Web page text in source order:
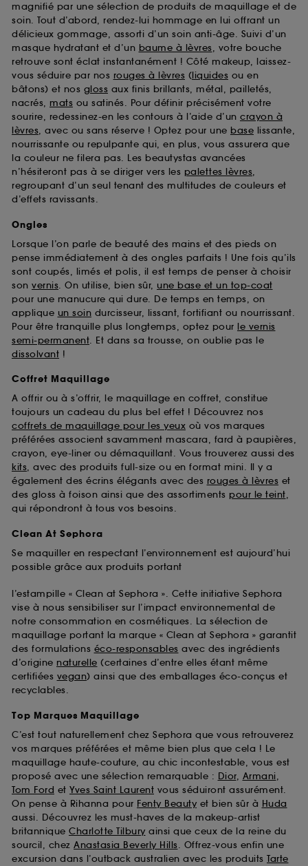
magnifié par une sélection de produits de maquillage et de
soin. Tout d’abord, rendez-lui hommage en lui offrant un
délicieux gommage, assorti d’un soin anti-âge. Suivi d’un
masque hydratant et d’un baume à lèvres, votre bouche
retrouve sont éclat instantanément ! Côté makeup, laissez-
vous séduire par nos rouges à lèvres (liquides ou en
bâtons) et nos gloss aux finis brillants, métal, pailletés,
nacrés, mats ou satinés. Pour définir précisément votre
sourire, redessinez-en les contours à l’aide d’un crayon à
lèvres, avec ou sans réserve ! Optez pour une base lissante,
nourrissante ou repulpante qui, en plus, vous assurera que
la couleur ne filera pas. Les beautystas avancées
n’hésiteront pas à se diriger vers les palettes lèvres,
regroupant d’un seul tenant des multitudes de couleurs et
d’effets ravissants.
Ongles
Lorsque l’on parle de beauté des mains et des pieds on
pense immédiatement à des ongles parfaits ! Une fois qu’ils
sont coupés, limés et polis, il est temps de penser à choisir
son vernis. On utilise, bien sûr, une base et un top-coat
pour une manucure qui dure. De temps en temps, on
applique un soin durcisseur, lissant, fortifiant ou nourrissant.
Pour être tranquille plus longtemps, optez pour le vernis
semi-permanent. Et dans sa trousse, on oublie pas le
dissolvant !
Coffret Maquillage
A offrir ou à s’offrir, le maquillage en coffret, constitue
toujours un cadeau du plus bel effet ! Découvrez nos
coffrets de maquillage pour les yeux où vos marques
préférées associent savamment mascara, fard à paupières,
crayon, eye-liner ou démaquillant. Vous trouverez aussi des
kits, avec des produits full-size ou en format mini. Il y a
également des écrins élégants avec des rouges à lèvres et
des gloss à foison ainsi que des assortiments pour le teint,
qui répondront à tous vos besoins.
Clean At Sephora
Se maquiller en respectant l’environnement est aujourd’hui
possible grâce aux produits portant
l’estampille « Clean at Sephora ». Cette initiative Sephora
vise à nous sensibiliser sur l’impact environnemental de
notre consommation en cosmétiques. La sélection de
maquillage portant la marque « Clean at Sephora » garantit
des formulations éco-responsables avec des ingrédients
d’origine naturelle (certaines d’entre elles étant même
certifiées vegan) ainsi que des emballages éco-conçus et
recyclables.
Top Marques Maquillage
C’est tout naturellement chez Sephora que vous retrouverez
vos marques préférées et même bien plus que cela ! Le
maquillage haute-couture, au chic incontestable, vous est
proposé avec une sélection remarquable : Dior, Armani,
Tom Ford et Yves Saint Laurent vous séduiront assurément.
On pense à Rihanna pour Fenty Beauty et bien sûr à Huda
aussi. Découvrez les must-haves de la makeup-artist
britannique Charlotte Tilbury ainsi que ceux de la reine du
sourcil, chez Anastasia Beverly Hills. Offrez-vous enfin une
excursion dans l’outback australien avec les produits Tarte